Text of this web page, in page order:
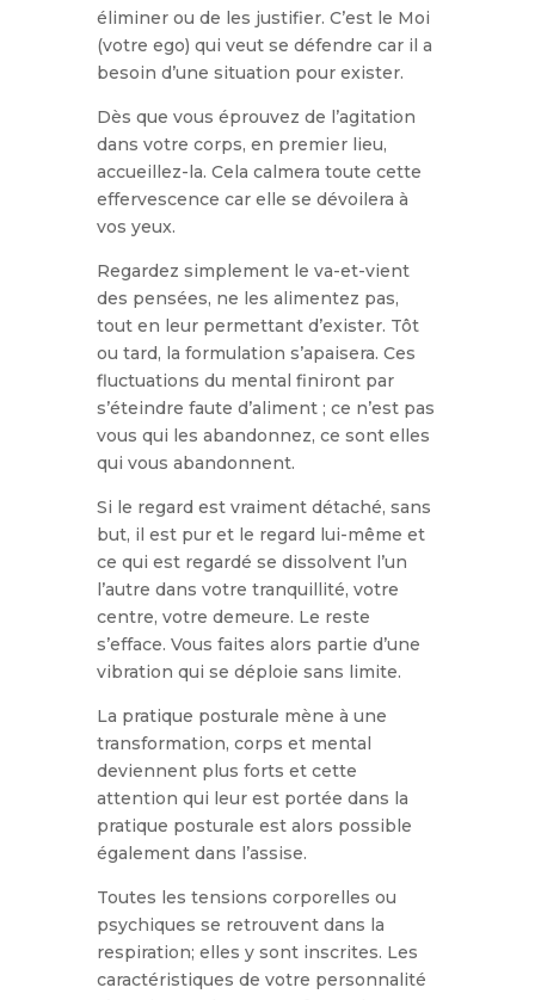
éliminer ou de les justifier. C’est le Moi
(votre ego) qui veut se défendre car il a
besoin d’une situation pour exister.
Dès que vous éprouvez de l’agitation
dans votre corps, en premier lieu,
accueillez-la. Cela calmera toute cette
effervescence car elle se dévoilera à
vos yeux.
Regardez simplement le va-et-vient
des pensées, ne les alimentez pas,
tout en leur permettant d’exister. Tôt
ou tard, la formulation s’apaisera. Ces
fluctuations du mental finiront par
s’éteindre faute d’aliment ; ce n’est pas
vous qui les abandonnez, ce sont elles
qui vous abandonnent.
Si le regard est vraiment détaché, sans
but, il est pur et le regard lui-même et
ce qui est regardé se dissolvent l’un
l’autre dans votre tranquillité, votre
centre, votre demeure. Le reste
s’efface. Vous faites alors partie d’une
vibration qui se déploie sans limite.
La pratique posturale mène à une
transformation, corps et mental
deviennent plus forts et cette
attention qui leur est portée dans la
pratique posturale est alors possible
également dans l’assise.
Toutes les tensions corporelles ou
psychiques se retrouvent dans la
respiration; elles y sont inscrites. Les
caractéristiques de votre personnalité